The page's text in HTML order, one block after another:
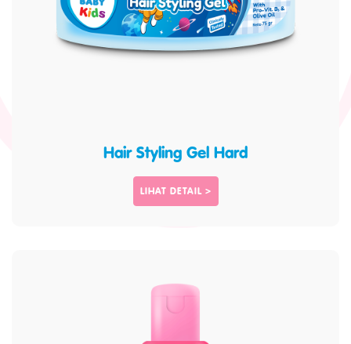
Hair Styling Gel Hard
LIHAT DETAIL >